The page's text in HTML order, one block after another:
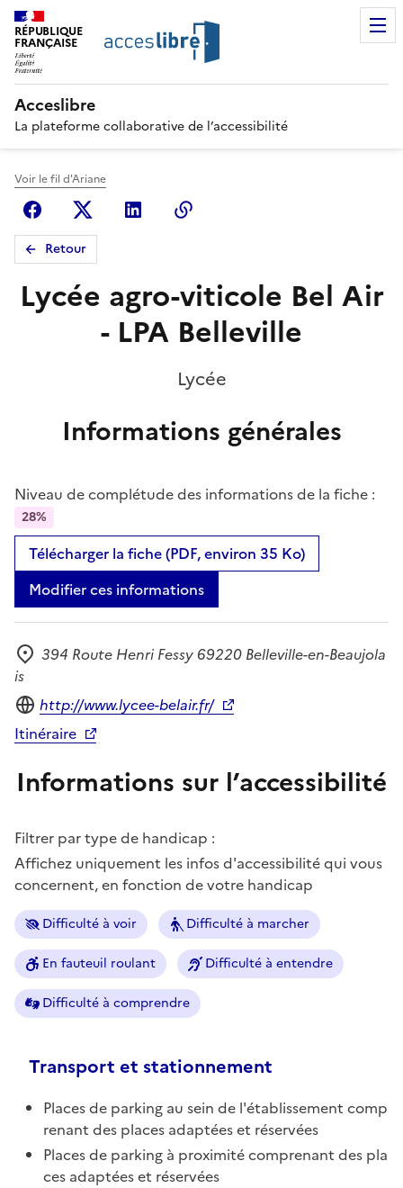
RÉPUBLIQUE
FRANÇAISE
Acceslibre
La plateforme collaborative de l’accessibilité
Voir le fil d'Ariane
FacebookX (anciennement Twitter)
Linkedin
Retour
Lycée agro-viticole Bel Air
- LPA Belleville
Lycée
Informations générales
Niveau de complétude des informations de la fiche :
28%
Télécharger la fiche (PDF, environ 35 Ko)
Modifier ces informations
Adresse
394 Route Henri Fessy 69220 Belleville-en-Beaujola
is
Site internet
http://www.lycee-belair.fr/
Itinéraire
Informations sur l’accessibilité
Filtrer par type de handicap :
Affichez uniquement les infos d'accessibilité qui vous
concernent, en fonction de votre handicap
Difficulté à voir Difficulté à marcher
En fauteuil roulant Difficulté à entendre
Difficulté à comprendre
Transport et stationnement
Places de parking au sein de l'établissement comp
renant des places adaptées et réservées
Places de parking à proximité comprenant des pla
ces adaptées et réservées